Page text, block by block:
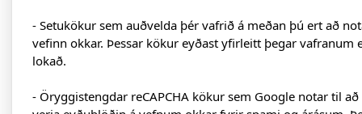
- Setukökur sem auðvelda þér vafrið á meðan þú ert að
vefinn okkar. Þessar kökur eyðast yfirleitt þegar vafranum
lokað.
- Öryggistengdar reCAPCHA kökur sem Google notar til að